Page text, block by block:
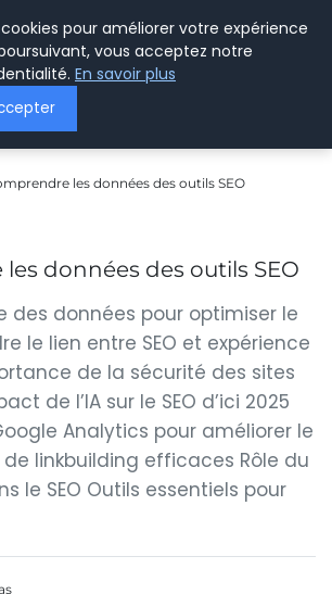
les données des outils SEO
données des outils SEO
des données pour optimiser le
le lien entre SEO et expérience
de la sécurité des sites
de l’IA sur le SEO d’ici 2025
Analytics pour améliorer le
de linkbuilding efficaces Rôle du
le SEO Outils essentiels pour
pour améliorer votre expérience
vous acceptez notre
En savoir plus